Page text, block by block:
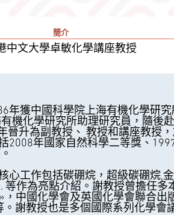
簡介
中文大學卓敏化學講座教授
年獲中國科學院上海有機化學研
機化學研究所助理研究員，隨後
升為副教授、 教授和講座教授
2008年國家自然科學二等獎、
工作包括碳硼烷，超級碳硼烷,
等作為亮點介紹。謝教授曾擔任
中國化學會及英國化學會聯合出
。謝教授也是多個國際系列化學